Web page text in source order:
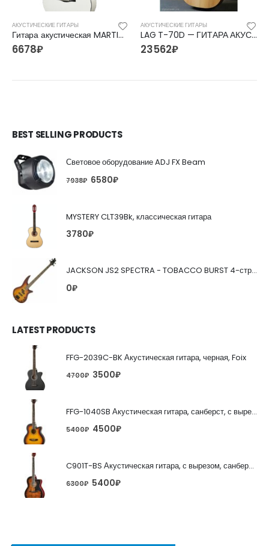
АКУСТИЧЕСКИЕ ГИТАРЫ
Гитара акустическая MARTIN ROMAS MR-440 WH
6678₽
АКУСТИЧЕСКИЕ ГИТАРЫ
LAG T-70D — ГИТАРА АКУСТИЧЕСКАЯ
23562₽
BEST SELLING PRODUCTS
Световое оборудование ADJ FX Beam
7938₽ 6580₽
MYSTERY CLT39Bk, классическая гитара
3780₽
JACKSON JS2 SPECTRA - TOBACCO BURST 4-струнная бас-гитара
0₽
LATEST PRODUCTS
FFG-2039C-BK Акустическая гитара, черная, Foix
4700₽ 3500₽
FFG-1040SB Акустическая гитара, санберст, с вырезом, Foix
5400₽ 4500₽
C901T-BS Акустическая гитара, с вырезом, санберст, Caraya
6300₽ 5400₽